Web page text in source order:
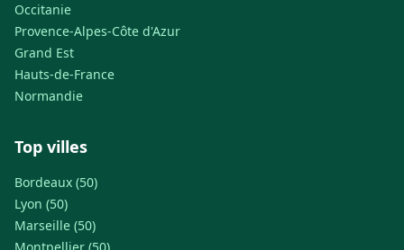
Occitanie
Provence-Alpes-Côte d'Azur
Grand Est
Hauts-de-France
Normandie
Top villes
Bordeaux (50)
Lyon (50)
Marseille (50)